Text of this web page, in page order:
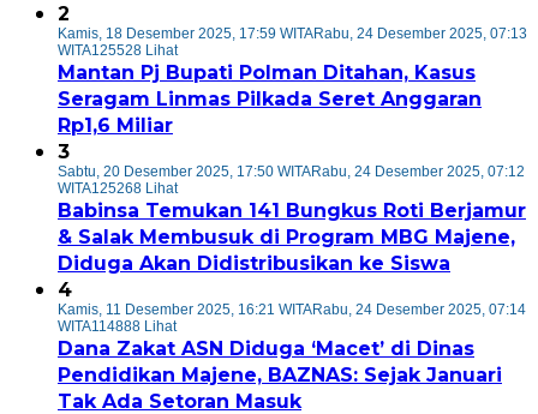
2
Kamis, 18 Desember 2025, 17:59 WITARabu, 24 Desember 2025, 07:13
WITA125528 Lihat
Mantan Pj Bupati Polman Ditahan, Kasus
Seragam Linmas Pilkada Seret Anggaran
Rp1,6 Miliar
3
Sabtu, 20 Desember 2025, 17:50 WITARabu, 24 Desember 2025, 07:12
WITA125268 Lihat
Babinsa Temukan 141 Bungkus Roti Berjamur
& Salak Membusuk di Program MBG Majene,
Diduga Akan Didistribusikan ke Siswa
4
Kamis, 11 Desember 2025, 16:21 WITARabu, 24 Desember 2025, 07:14
WITA114888 Lihat
Dana Zakat ASN Diduga ‘Macet’ di Dinas
Pendidikan Majene, BAZNAS: Sejak Januari
Tak Ada Setoran Masuk